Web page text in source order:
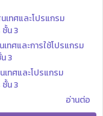
ทศและโปรแกรม
น 3
ทศและการใช้โปรแกรม
3
ทศและโปรแกรม
น 3
อ่านต่อ